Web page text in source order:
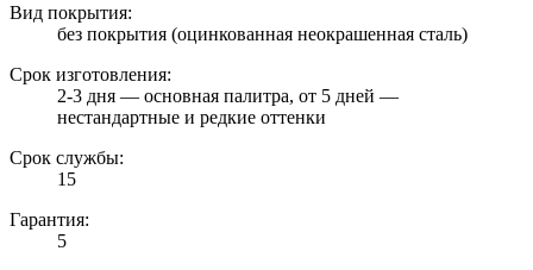
Вид покрытия:
без покрытия (оцинкованная неокрашенная сталь)
Срок изготовления:
2-3 дня — основная палитра, от 5 дней —
нестандартные и редкие оттенки
Срок службы:
15
Гарантия:
5